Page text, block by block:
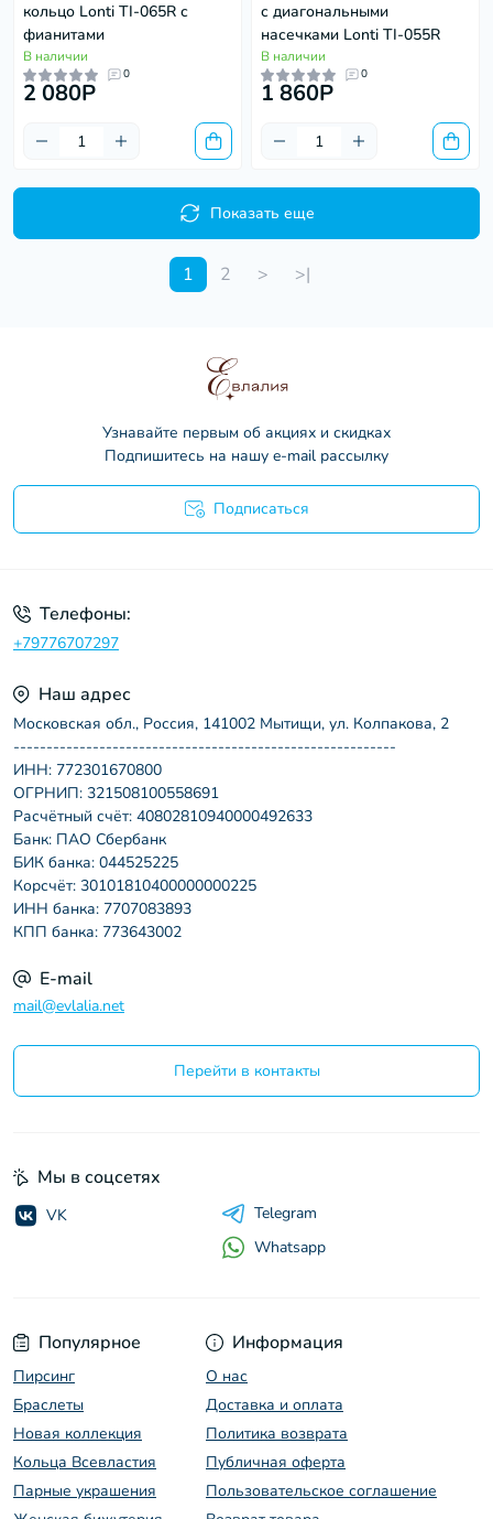
кольцо Lonti TI-065R с
фианитами
В наличии
0
2 080P
с диагональными
насечками Lonti TI-055R
В наличии
0
1 860P
Показать еще
1 2 > >|
Узнавайте первым об акциях и скидках
Подпишитесь на нашу e-mail рассылку
Подписаться
Телефоны:
+79776707297
Наш адрес
Московская обл., Россия, 141002 Мытищи, ул. Колпакова, 2
----------------------------------------------------------
ИНН: 772301670800
ОГРНИП: 321508100558691
Расчётный счёт: 40802810940000492633
Банк: ПАО Сбербанк
БИК банка: 044525225
Корсчёт: 30101810400000000225
ИНН банка: 7707083893
КПП банка: 773643002
E-mail
mail@evlalia.net
Перейти в контакты
Популярное
Пирсинг
Браслеты
Новая коллекция
Кольца Всевластия
Парные украшения
Информация
O нас
Доставка и оплата
Политика возврата
Публичная оферта
Пользовательское соглашение
Мы в соцсетях
VK
Telegram
Whatsapp